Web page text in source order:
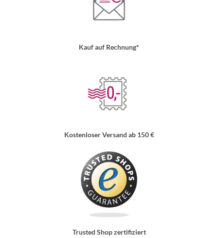
Kauf auf Rechnung*
Kostenloser Versand ab 150 €
Trusted Shop zertifiziert